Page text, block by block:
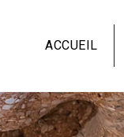
ACCUEIL